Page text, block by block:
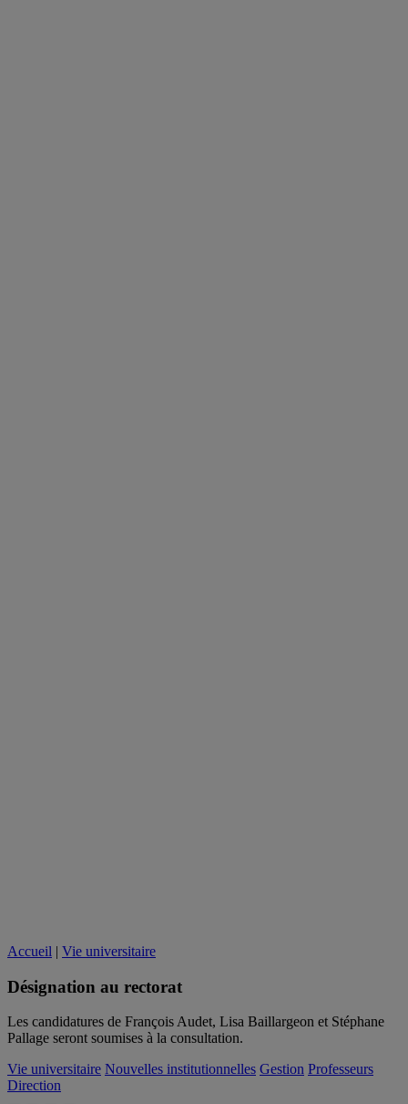
Accueil | Vie universitaire
Désignation au rectorat
Les candidatures de François Audet, Lisa Baillargeon et Stéphane
Pallage seront soumises à la consultation.
Vie universitaire Nouvelles institutionnelles Gestion Professeurs
Direction